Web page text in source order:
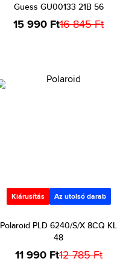
Guess GU00133 21B 56
15 990 Ft16 845 Ft
Kiárusítás Az utolsó darab
Polaroid PLD 6240/S/X 8CQ KL
48
11 990 Ft12 785 Ft